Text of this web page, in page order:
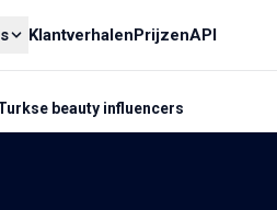
KlantverhalenPrijzenAPI
beauty influencers